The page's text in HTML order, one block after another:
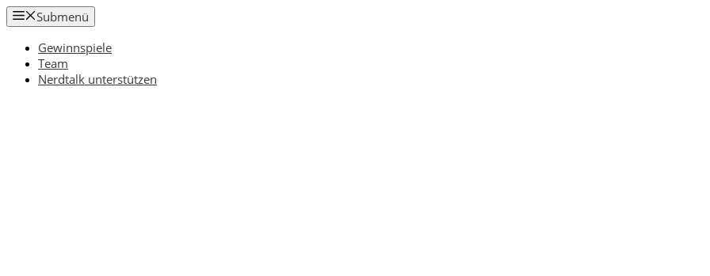
Zum
Inhalt
springen
Submenü
Gewinnspiele
Team
Nerdtalk unterstützen